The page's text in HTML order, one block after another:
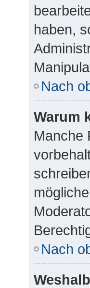
haben,
Nach
Warum
Manche
Nach